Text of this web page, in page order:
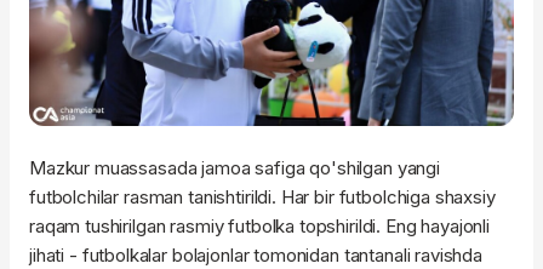
Mazkur muassasada jamoa safiga qo'shilgan yangi
futbolchilar rasman tanishtirildi. Har bir futbolchiga shaxsiy
raqam tushirilgan rasmiy futbolka topshirildi. Eng hayajonli
jihati - futbolkalar bolajonlar tomonidan tantanali ravishda